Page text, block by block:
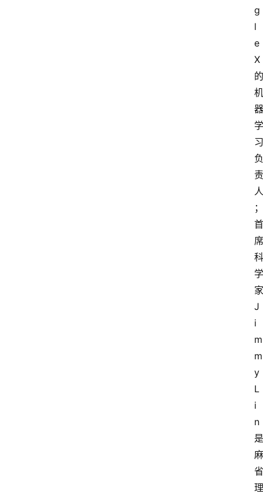
g
l
e
X
的
机
器
学
习
负
责
人
；
首
席
科
学
家
J
i
m
m
y
L
i
n
是
麻
省
理